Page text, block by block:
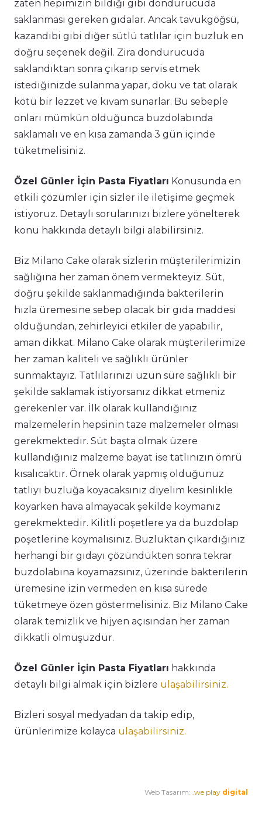
zaten hepimizin bildiği gibi dondurucuda
saklanması gereken gıdalar. Ancak tavukgöğsü,
kazandibi gibi diğer sütlü tatlılar için buzluk en
doğru seçenek değil. Zira dondurucuda
saklandıktan sonra çıkarıp servis etmek
istediğinizde sulanma yapar, doku ve tat olarak
kötü bir lezzet ve kıvam sunarlar. Bu sebeple
onları mümkün olduğunca buzdolabında
saklamalı ve en kısa zamanda 3 gün içinde
tüketmelisiniz.
Özel Günler İçin Pasta Fiyatları Konusunda en
etkili çözümler için sizler ile iletişime geçmek
istiyoruz. Detaylı sorularınızı bizlere yönelterek
konu hakkında detaylı bilgi alabilirsiniz.
Biz Milano Cake olarak sizlerin müşterilerimizin
sağlığına her zaman önem vermekteyiz. Süt,
doğru şekilde saklanmadığında bakterilerin
hızla üremesine sebep olacak bir gıda maddesi
olduğundan, zehirleyici etkiler de yapabilir,
aman dikkat. Milano Cake olarak müşterilerimize
her zaman kaliteli ve sağlıklı ürünler
sunmaktayız. Tatlılarınızı uzun süre sağlıklı bir
şekilde saklamak istiyorsanız dikkat etmeniz
gerekenler var. İlk olarak kullandığınız
malzemelerin hepsinin taze malzemeler olması
gerekmektedir. Süt başta olmak üzere
kullandığınız malzeme bayat ise tatlınızın ömrü
kısalıcaktır. Örnek olarak yapmış olduğunuz
tatlıyı buzluğa koyacaksınız diyelim kesinlikle
koyarken hava almayacak şekilde koymanız
gerekmektedir. Kilitli poşetlere ya da buzdolap
poşetlerine koymalısınız. Buzluktan çıkardığınız
herhangi bir gıdayı çözündükten sonra tekrar
buzdolabına koyamazsınız, üzerinde bakterilerin
üremesine izin vermeden en kısa sürede
tüketmeye özen göstermelisiniz. Biz Milano Cake
olarak temizlik ve hijyen açısından her zaman
dikkatli olmuşuzdur.
Özel Günler İçin Pasta Fiyatları hakkında
detaylı bilgi almak için bizlere ulaşabilirsiniz.
Bizleri sosyal medyadan da takip edip,
ürünlerimize kolayca ulaşabilirsiniz.
Web Tasarım: .we play digital